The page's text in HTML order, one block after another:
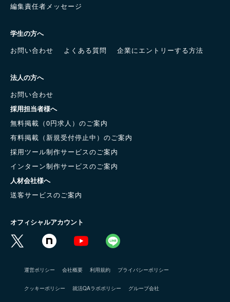
編集責任者メッセージ
学生の方へ
お問い合わせ
よくある質問 企業にエントリーする方法
法人の方へ
お問い合わせ
採用担当者様へ
無料掲載（0円求人）のご案内
有料掲載（新規受付停止中）のご案内
採用ツール制作サービスのご案内
インターン制作サービスのご案内
人材会社様へ
送客サービスのご案内
オフィシャルアカウント
運営ポリシー 会社概要 利用規約 プライバシーポリシー
クッキーポリシー 就活QAラボポリシー グループ会社